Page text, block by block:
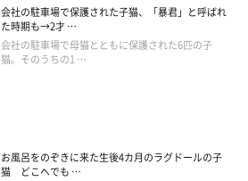
会社の駐車場で保護された子猫、「暴君」と呼ばれ
た時期も→2才 …
会社の駐車場で母猫とともに保護された6匹の子
猫。そのうちの1 …
お風呂をのぞきに来た生後4カ月のラグドールの子
猫 どこへでも …